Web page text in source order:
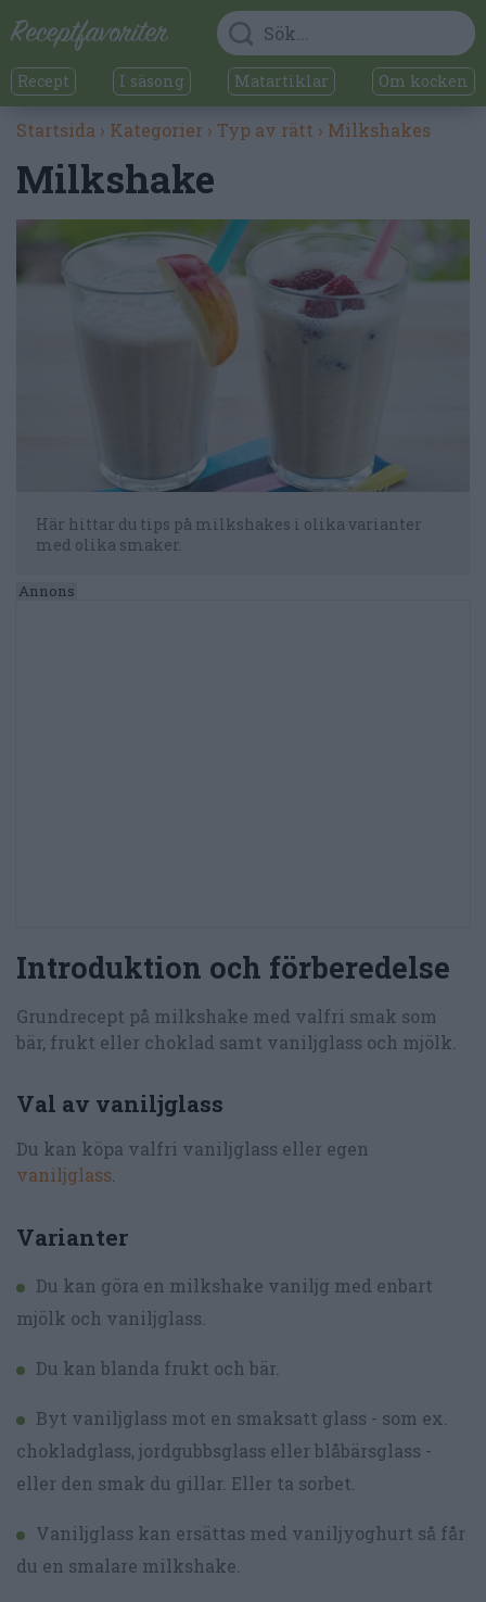
Recept I säsong Matartiklar Om kocken
Startsida › Kategorier › Typ av rätt › Milkshakes
Milkshake
Här hittar du tips på milkshakes i olika varianter
med olika smaker.
Introduktion och förberedelse
Grundrecept på milkshake med valfri smak som
bär, frukt eller choklad samt vaniljglass och mjölk.
Val av vaniljglass
Du kan köpa valfri vaniljglass eller egen
vaniljglass.
Varianter
Du kan göra en milkshake vaniljg med enbart
mjölk och vaniljglass.
Du kan blanda frukt och bär.
Byt vaniljglass mot en smaksatt glass - som ex.
chokladglass, jordgubbsglass eller blåbärsglass -
eller den smak du gillar. Eller ta sorbet.
Vaniljglass kan ersättas med vaniljyoghurt så får
du en smalare milkshake.